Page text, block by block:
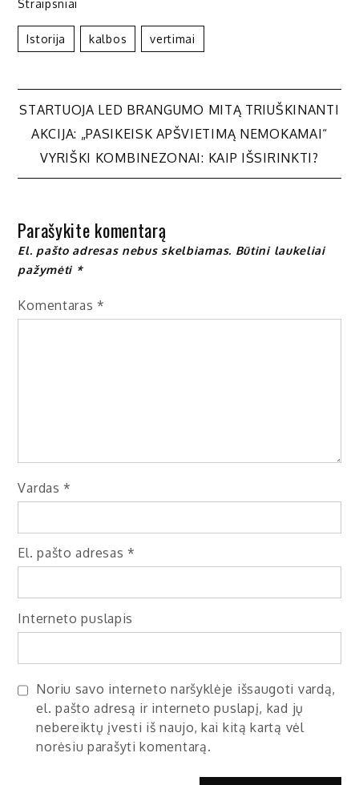
Straipsniai
Istorija Kalbos Vertimai
Navigacija
tarp
STARTUOJA LED BRANGUMO MITĄ TRIUŠKINANTI
AKCIJA: „PASIKEISK APŠVIETIMĄ NEMOKAMAI“
VYRIŠKI KOMBINEZONAI: KAIP IŠSIRINKTI?
Parašykite komentarą
El. pašto adresas nebus skelbiamas. Būtini laukeliai
pažymėti *
Komentaras *
Vardas *
El. pašto adresas *
Interneto puslapis
Noriu savo interneto naršyklėje išsaugoti vardą,
el. pašto adresą ir interneto puslapį, kad jų
nebereiktų įvesti iš naujo, kai kitą kartą vėl
norėsiu parašyti komentarą.